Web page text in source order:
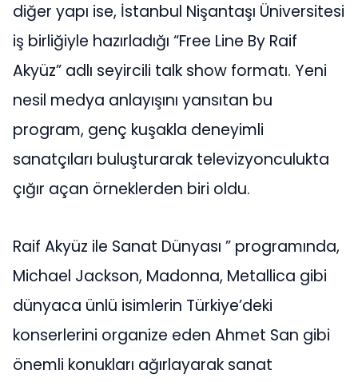
diğer yapı ise, İstanbul Nişantaşı Üniversitesi
iş birliğiyle hazırladığı “Free Line By Raif
Akyüz” adlı seyircili talk show formatı. Yeni
nesil medya anlayışını yansıtan bu
program, genç kuşakla deneyimli
sanatçıları buluşturarak televizyonculukta
çığır açan örneklerden biri oldu.
Raif Akyüz ile Sanat Dünyası ” programında,
Michael Jackson, Madonna, Metallica gibi
dünyaca ünlü isimlerin Türkiye’deki
konserlerini organize eden Ahmet San gibi
önemli konukları ağırlayarak sanat